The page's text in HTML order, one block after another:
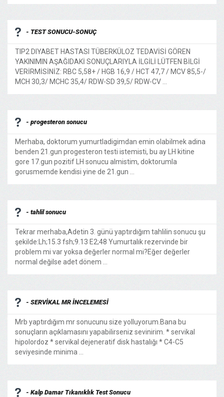
- TEST SONUCU-SONUÇ
TIP2 DIYABET HASTASI TÜBERKÜLOZ TEDAVİSİ GÖREN
YAKINIMIN AŞAĞIDAKİ SONUÇLARIYLA İLGİLİ LÜTFEN BİLGİ
VERİRMİSİNİZ: RBC 5,58+ / HGB 16,9 / HCT 47,7 / MCV 85,5-/
MCH 30,3/ MCHC 35,4/ RDW-SD 39,5/ RDW-CV ...
- progesteron sonucu
Merhaba, doktorum yumurtladigimdan emin olabilmek adina
benden 21.gun progesteron testi istemisti, bu ay LH kitine
gore 17.gun pozitif LH sonucu almistim, doktorumla
gorusmemde kendisi yine de 21.gun ...
- tahlil sonucu
Tekrar merhaba,Adetin 3. günü yaptırdığım tahlilin sonucu şu
şekilde:Lh;15.3 fsh;9.13 E2;48 Yumurtalık rezervinde bir
problem mi var yoksa değerler normal mi?Eğer değerler
normal değilse adet dönem ...
- SERVİKAL MR İNCELEMESİ
Mrb yaptırdığım mr sonucunu size yolluyorum.Bana bu
sonuçların açıklamasını yapabilirseniz sevinirim. * servikal
hipolordoz * servikal dejeneratif disk hastalığı * C4-C5
seviyesinde minima ...
- Kalp Damar Tıkanıklık Test Sonucu